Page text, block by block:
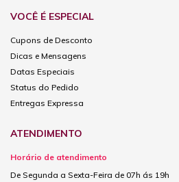
VOCÊ É ESPECIAL
Cupons de Desconto
Dicas e Mensagens
Datas Especiais
Status do Pedido
Entregas Expressa
ATENDIMENTO
Horário de atendimento
De Segunda a Sexta-Feira de 07h ás 19h